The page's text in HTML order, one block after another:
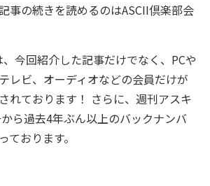
事の続きを読めるのはASCII倶楽部会
今回紹介した記事だけでなく、PCや
レビ、オーディオなどの会員だけが
れております！ さらに、週刊アスキ
ら過去4年ぶん以上のバックナンバ
ております。